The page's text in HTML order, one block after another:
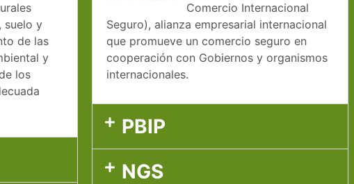
suelo y
de las
y
los
Comercio Internacional
Seguro), alianza empresarial internacional
que promueve un comercio seguro en
cooperación con Gobiernos y organismos
internacionales.
PBIP
NGS